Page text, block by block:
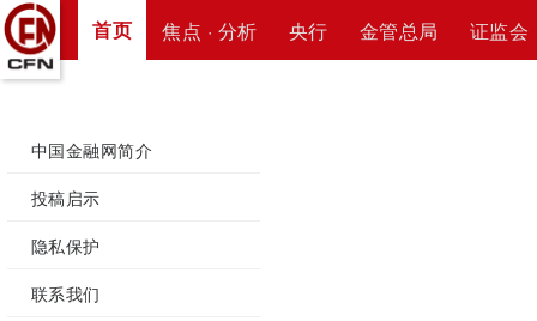
首页 焦点 · 分析 央行 金管总局 证监会
中国金融网简介
投稿启示
隐私保护
联系我们